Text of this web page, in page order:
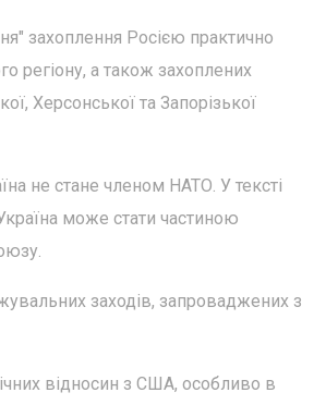
захоплення Росією практично
регіону, а також захоплених
Херсонської та Запорізької
не стане членом НАТО. У тексті
може стати частиною
заходів, запроваджених з
відносин з США, особливо в